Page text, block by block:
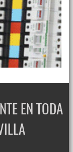
EN TODA